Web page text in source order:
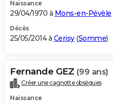
Naissance
29/04/1970 à Mons-en-Pévèle
Décès
25/05/2014 à Cerisy(Somme)
Fernande GEZ (99 ans)
Créer une cagnotte obsèques
Naissance